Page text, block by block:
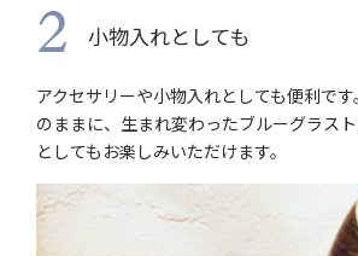
2 小物入れとしても
アクセサリーや小物入れとしても便利で
のままに、生まれ変わったブルーグラス
としてもお楽しみいただけます。